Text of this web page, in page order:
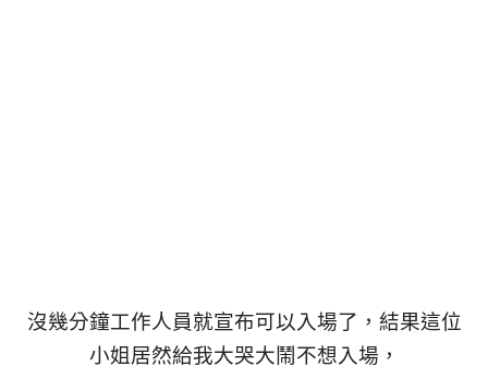
沒幾分鐘工作人員就宣布可以入場了，結果這位
小姐居然給我大哭大鬧不想入場，